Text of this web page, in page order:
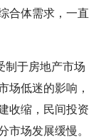
合体需求，一直
制于房地产市场
场低迷的影响，
收缩，民间投资
场发展缓慢。